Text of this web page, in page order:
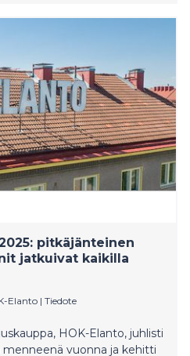
pitkäjänteinen
jatkuivat kaikilla
Elanto | Tiedote
HOK-Elanto, juhlisti
menneenä vuonna ja kehitti